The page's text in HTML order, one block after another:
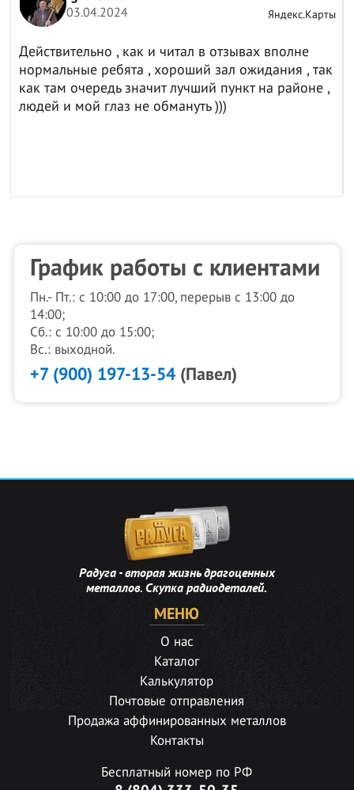
03.04.2024 Яндекс.Карты
Действительно , как и читал в отзывах вполне
нормальные ребята , хороший зал ожидания , так
как там очередь значит лучший пункт на районе ,
людей и мой глаз не обмануть )))
График работы с клиентами
Пн.- Пт.: с 10:00 до 17:00, перерыв с 13:00 до
14:00;
Сб.: с 10:00 до 15:00;
Вс.: выходной.
+7 (900) 197-13-54(Павел)
Радуга - вторая жизнь драгоценных
металлов. Скупка радиодеталей.
МЕНЮ
О нас
Каталог
Калькулятор
Почтовые отправления
Продажа аффинированных металлов
Контакты
Бесплатный номер по РФ